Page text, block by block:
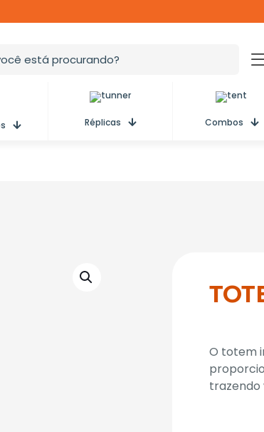
Réplicas Combos
O totem
trazendo